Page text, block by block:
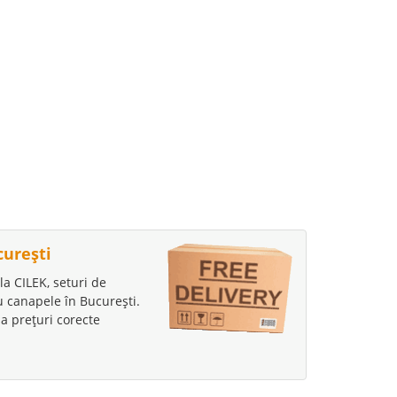
CILEK, seturi de
în București.
prețuri corecte